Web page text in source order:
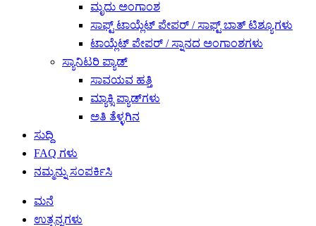
ಮೃದು ಅಂಗಾಂಶ
ಸಾಫ್ಟ್ ಟಾಯ್ಲೆಟ್ ಪೇಪರ್ / ಸಾಫ್ಟ್ ಬಾತ್ ಟಿಶ್ಯೂಗಳು
ಟಾಯ್ಲೆಟ್ ಪೇಪರ್ / ಸ್ನಾನದ ಅಂಗಾಂಶಗಳು
ಸ್ಯಾನಿಟರಿ ಪ್ಯಾಡ್
ಸಾವಯವ ಹತ್ತಿ
ಮ್ಯಾಕ್ಸಿ ಪ್ಯಾಡ್‌ಗಳು
ಅತಿ ತೆಳ್ಳಗಿನ
ಸುದ್ದಿ
FAQ ಗಳು
ನಮ್ಮನ್ನು ಸಂಪರ್ಕಿಸಿ
ಮನೆ
ಉತ್ಪನ್ನಗಳು